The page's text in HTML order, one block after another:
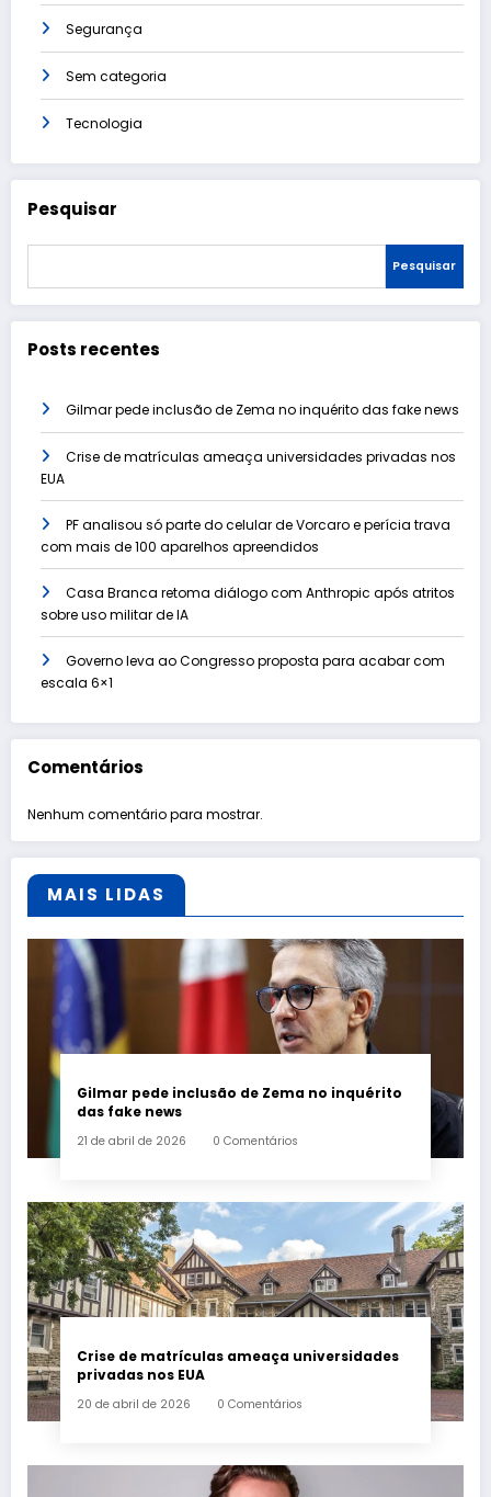
Segurança
Sem categoria
Tecnologia
Pesquisar
Pesquisar
Posts recentes
Gilmar pede inclusão de Zema no inquérito das fake news
Crise de matrículas ameaça universidades privadas nos
EUA
PF analisou só parte do celular de Vorcaro e perícia trava
com mais de 100 aparelhos apreendidos
Casa Branca retoma diálogo com Anthropic após atritos
sobre uso militar de IA
Governo leva ao Congresso proposta para acabar com
escala 6×1
Comentários
Nenhum comentário para mostrar.
MAIS LIDAS
Gilmar pede inclusão de Zema no inquérito
das fake news
21 de abril de 2026 0 Comentários
Crise de matrículas ameaça universidades
privadas nos EUA
20 de abril de 2026 0 Comentários